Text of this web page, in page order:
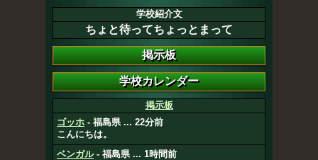
学校紹介文
ちょと待ってちょっとまって
掲示板
ゴッホ - 福島県 ... 22分前
こんにちは。
ベンガル- 福島県 ... 1時間前